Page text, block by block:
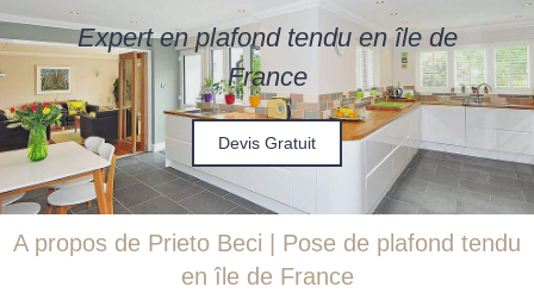
Expert en plafond tendu en île de
France
Devis Gratuit
A propos de Prieto Beci | Pose de plafond tendu
en île de France